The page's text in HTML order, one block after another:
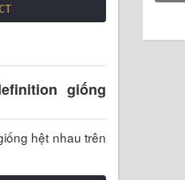
giống
hệt nhau trên